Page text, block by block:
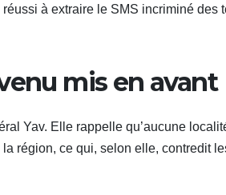
à extraire le SMS incriminé des
mis en avant
Yav. Elle rappelle qu’aucune
région, ce qui, selon elle, contredit